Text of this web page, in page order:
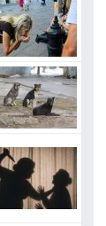
قلنديا
المخيمات
وزير